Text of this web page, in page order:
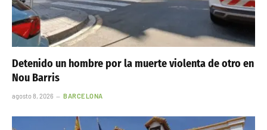
Detenido un hombre por la muerte violenta de otro en
Nou Barris
agosto 8, 2026 BARCELONA